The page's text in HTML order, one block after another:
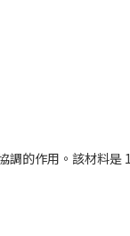
的作用。該材料